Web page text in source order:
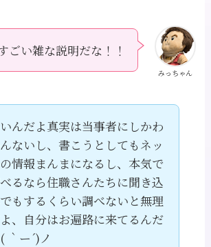
みっちゃん
ごい雑な説明だな！！
んだよ真実は当事者にしかわ
ないし、書こうとしてもネッ
の情報まんまになるし、本気で
るなら住職さんたちに聞き込
もするくらい調べないと無理
、自分はお遍路に来てるんだ
｀ー´)ノ